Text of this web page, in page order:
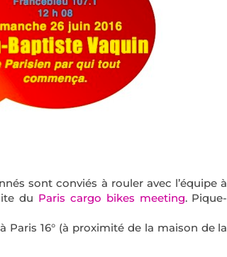
sont conviés à rouler avec l’équipe à
du Paris cargo bikes meeting. Pique-
Paris 16° (à proximité de la maison de la